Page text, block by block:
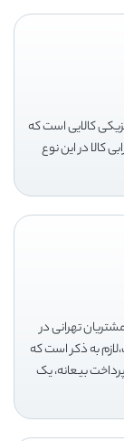
کالایی است که
کالا در این نوع
تهرانی در
به ذکر است که
به پرداخت بیعانه، یک